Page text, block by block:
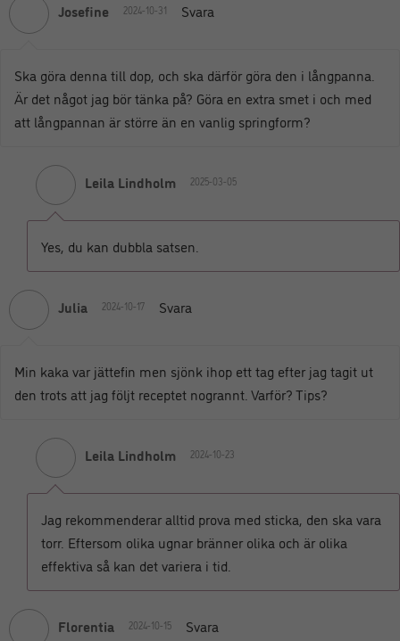
Josefine 2024-10-31 Svara
Ska göra denna till dop, och ska därför göra den i långpanna.
Är det något jag bör tänka på? Göra en extra smet i och med
att långpannan är större än en vanlig springform?
Leila Lindholm 2025-03-05
Yes, du kan dubbla satsen.
Julia 2024-10-17 Svara
Min kaka var jättefin men sjönk ihop ett tag efter jag tagit ut
den trots att jag följt receptet nogrannt. Varför? Tips?
Leila Lindholm 2024-10-23
Jag rekommenderar alltid prova med sticka, den ska vara
torr. Eftersom olika ugnar bränner olika och är olika
effektiva så kan det variera i tid.
Florentia 2024-10-15 Svara